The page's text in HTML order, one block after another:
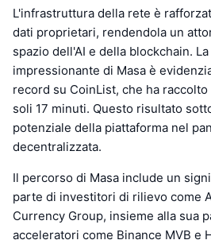
L'infrastruttura della rete è
dati proprietari, rendendola un
spazio dell'AI e della blockchain.
impressionante di Masa è
record su CoinList, che ha
soli 17 minuti. Questo risultato
potenziale della piattaforma nel
decentralizzata.
Il percorso di Masa include un
parte di investitori di rilievo come
Currency Group, insieme alla sua
acceleratori come Binance MVB e